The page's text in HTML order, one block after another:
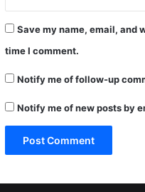
Save my name, email, and
time I comment.
Notify me of follow-up
Notify me of new posts by